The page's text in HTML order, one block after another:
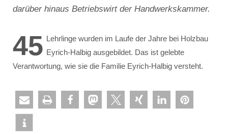
darüber hinaus Betriebswirt der Handwerkskammer.
45 Lehrlinge wurden im Laufe der Jahre bei Holzbau
Eyrich-Halbig ausgebildet. Das ist gelebte
Verantwortung, wie sie die Familie Eyrich-Halbig versteht.